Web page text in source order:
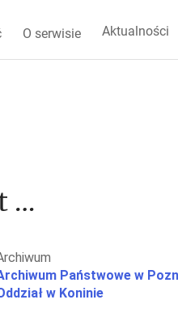
O serwisie Aktualności
Państwowe w
w Koninie